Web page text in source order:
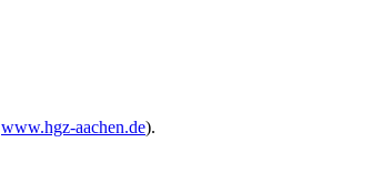
www.hgz-aachen.de).